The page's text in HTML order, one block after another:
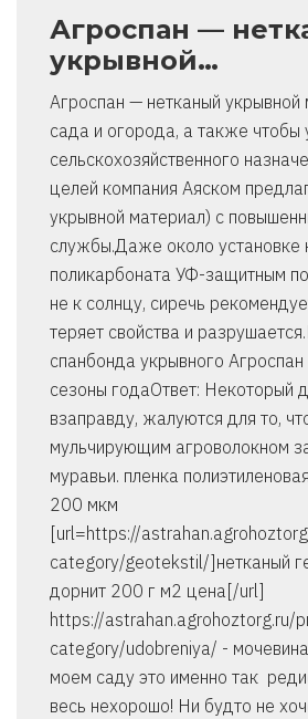
Агроспан —
укрывной…
Агроспан — нетканый укрывной
сада и огорода, а также чтобы
сельскохозяйственного
целей компания Аяском
укрывной материал) с
службы.Даже около установке
поликарбоната УФ-защитным
не к солнцу, сиречь
теряет свойства и
спанбонда укрывного Агроспан
сезоны годаОтвет: Некоторый
взаправду, жалуются для то,
мульчирующим агроволокном
муравьи. пленка
200 мкм
[url=https://
category/geotekstil/]нетканый
дорнит 200 г м2 цена[/url]
https://astrahan.agrohoztorg.ru/
category/udobreniya/ -
моем саду это именно так
весь нехорошо! Ни будто не